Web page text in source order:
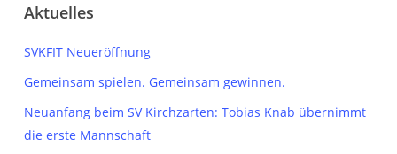
Aktuelles
SVKFIT Neueröffnung
Gemeinsam spielen. Gemeinsam gewinnen.
Neuanfang beim SV Kirchzarten: Tobias Knab übernimmt
die erste Mannschaft